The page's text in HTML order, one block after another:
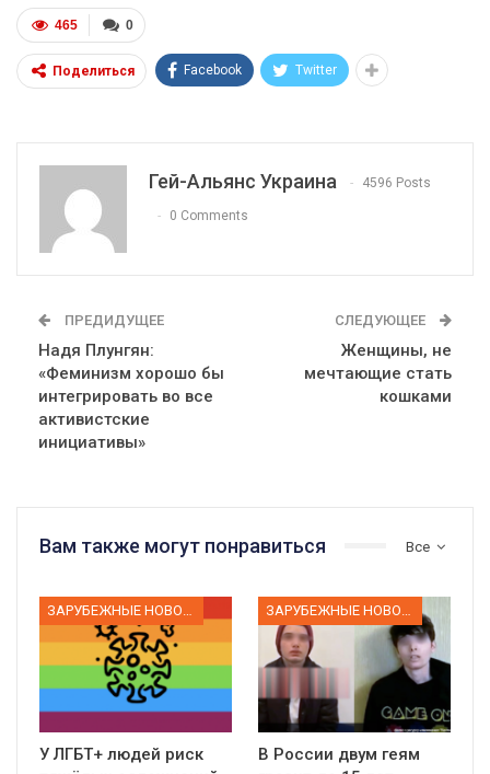
0
465
Поделиться Facebook Twitter
Гей-Альянс Украина 4596 Posts
0 Comments
ПРЕДИДУЩЕЕ
Надя Плунгян:
«Феминизм хорошо бы
интегрировать во все
активистские
инициативы»
СЛЕДУЮЩЕЕ
Женщины, не
мечтающие стать
кошками
Все
Вам также могут понравиться
ЗАРУБЕЖНЫЕ НОВОСТИ
У ЛГБТ+ людей риск
ЗАРУБЕЖНЫЕ НОВОСТИ
В России двум геям